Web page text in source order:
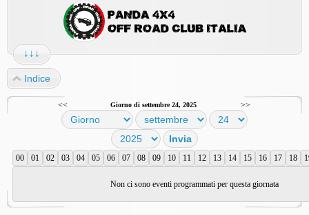
↓↓↓
Indice
<< Giorno di settembre 24, 2025 >>
00 01 02 03 04 05 06 07 08 09 10 11 12 13 14 15 16 17 18
Non ci sono eventi programmati per questa giornata